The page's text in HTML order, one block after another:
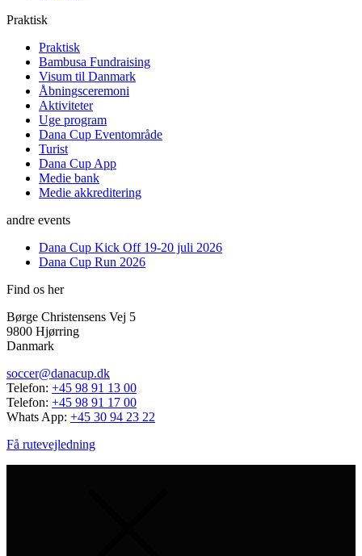
Praktisk
Praktisk
Bambusa Fundraising
Visum til Danmark
Åbningsceremoni
Aktiviteter
Uge program
Dana Cup Eventområde
Turist
Dana Cup App
Medie bank
Medie akkreditering
andre events
Dana Cup Kick Off 19-20 juli 2026
Dana Cup Run 2026
Find os her
Børge Christensens Vej 5
9800 Hjørring
Danmark
soccer@danacup.dk
Telefon: +45 98 91 13 00
Telefon: +45 98 91 17 00
Whats App: +45 30 94 23 22
Få rutevejledning